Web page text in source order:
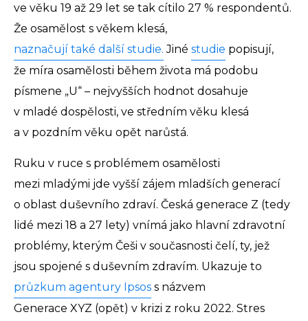
ve věku 19 až 29 let se tak cítilo 27 % respondentů.
Že osamělost s věkem klesá,
naznačují také další studie. Jiné studie popisují,
že míra osamělosti během života má podobu
písmene „U“ – nejvyšších hodnot dosahuje
v mladé dospělosti, ve středním věku klesá
a v pozdním věku opět narůstá.
Ruku v ruce s problémem osamělosti
mezi mladými jde vyšší zájem mladších generací
o oblast duševního zdraví. Česká generace Z (tedy
lidé mezi 18 a 27 lety) vnímá jako hlavní zdravotní
problémy, kterým Češi v současnosti čelí, ty, jež
jsou spojené s duševním zdravím. Ukazuje to
průzkum agentury Ipsos s názvem
Generace XYZ (opět) v krizi z roku 2022. Stres